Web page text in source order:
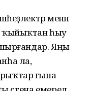
менән
ҡыйыҡтан һыу
Яңы
ла,
ғына